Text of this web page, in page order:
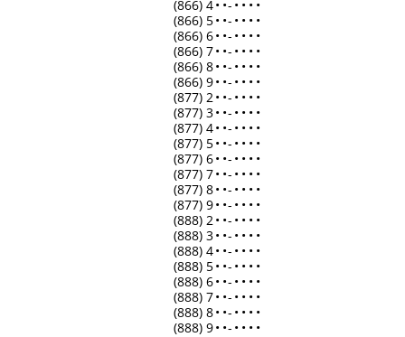
(866) 4• •- • • • •
(866) 5• •- • • • •
(866) 6• •- • • • •
(866) 7• •- • • • •
(866) 8• •- • • • •
(866) 9• •- • • • •
(877) 2• •- • • • •
(877) 3• •- • • • •
(877) 4• •- • • • •
(877) 5• •- • • • •
(877) 6• •- • • • •
(877) 7• •- • • • •
(877) 8• •- • • • •
(877) 9• •- • • • •
(888) 2• •- • • • •
(888) 3• •- • • • •
(888) 4• •- • • • •
(888) 5• •- • • • •
(888) 6• •- • • • •
(888) 7• •- • • • •
(888) 8• •- • • • •
(888) 9• •- • • • •